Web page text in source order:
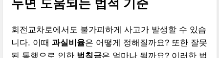
두면 도움되는 법적 기준
회전교차로에서도 불가피하게 사고가 발생할 수 있습
니다. 이때 과실비율은 어떻게 정해질까요? 또한 잘못
된 통행으로 인한 범칙금은 얼마나 될까요? 이러한 법